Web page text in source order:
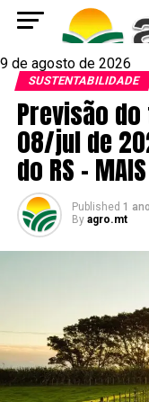
9 de agosto de 2026
SUSTENTABILIDADE
Previsão
08/jul de
do RS –
Published 1
By agro.mt